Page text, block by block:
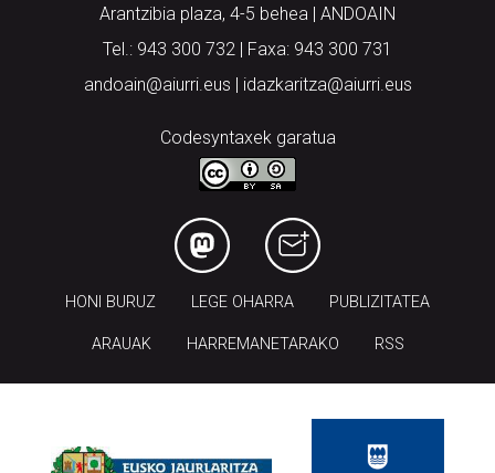
Arantzibia plaza, 4-5 behea | ANDOAIN
Tel.: 943 300 732 | Faxa: 943 300 731
andoain@aiurri.eus | idazkaritza@aiurri.eus
Codesyntaxek garatua
HONI BURUZ LEGE OHARRA PUBLIZITATEA
ARAUAK HARREMANETARAKO RSS